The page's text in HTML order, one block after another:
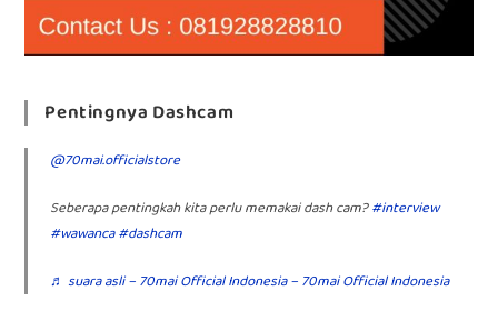
Pentingnya Dashcam
@70mai.officialstore
Seberapa pentingkah kita perlu memakai dash cam?#interview
#wawanca#dashcam
♬ suara asli – 70mai Official Indonesia – 70mai Official Indonesia